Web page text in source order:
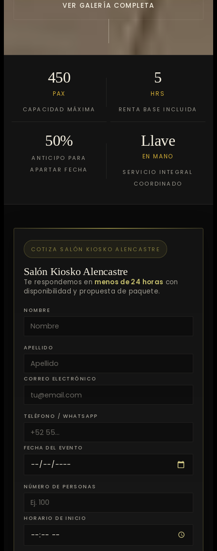
VER GALERÍA COMPLETA
450
PAX
CAPACIDAD MÁXIMA
5
HRS
RENTA BASE INCLUIDA
50%
ANTICIPO PARA
APARTAR FECHA
Llave
EN MANO
SERVICIO INTEGRAL
COORDINADO
COTIZA SALÓN KIOSKO ALENCASTRE
Salón Kiosko Alencastre
Te respondemos en menos de 24 horas con
disponibilidad y propuesta de paquete.
NOMBRE
APELLIDO
CORREO ELECTRÓNICO
TELÉFONO / WHATSAPP
FECHA DEL EVENTO
NÚMERO DE PERSONAS
HORARIO DE INICIO